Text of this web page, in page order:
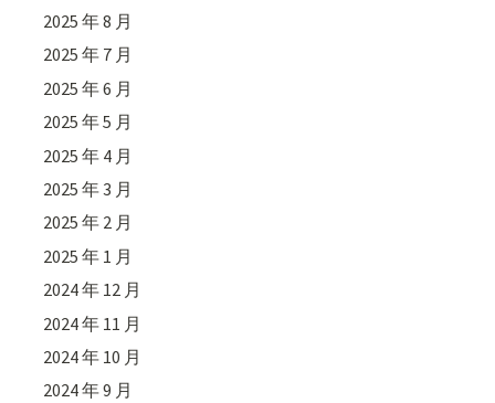
2025 年 8 月
2025 年 7 月
2025 年 6 月
2025 年 5 月
2025 年 4 月
2025 年 3 月
2025 年 2 月
2025 年 1 月
2024 年 12 月
2024 年 11 月
2024 年 10 月
2024 年 9 月